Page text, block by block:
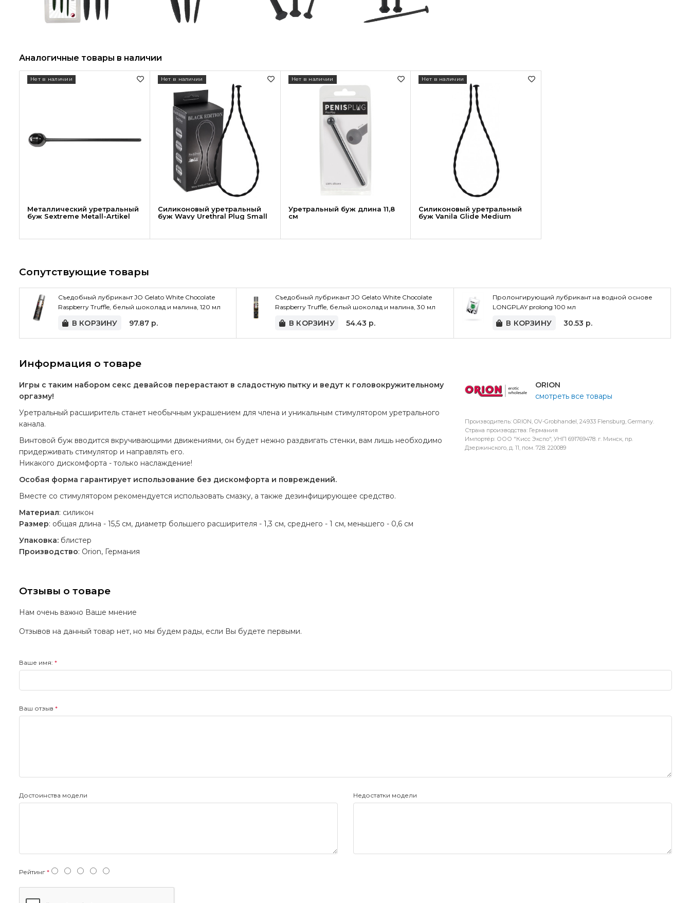
Аналогичные товары в наличии
Металлический уретральный
буж Sextreme Metall-Artikel
Нет в наличии
Силиконовый уретральный
буж Wavy Urethral Plug Small
Нет в наличии
Уретральный буж длина 11,8
см
Нет в наличии
Силиконовый уретральный
буж Vanila Glide Medium
Нет в наличии
Сопутствующие товары
Съедобный лубрикант JO Gelato White Chocolate
Raspberry Truffle, белый шоколад и малина, 120 мл
В КОРЗИНУ 97.87 р.
Съедобный лубрикант JO Gelato White Chocolate
Raspberry Truffle, белый шоколад и малина, 30 мл
В КОРЗИНУ 54.43 р.
Пролонгирующий лубрикант на водной основе
LONGPLAY prolong 100 мл
В КОРЗИНУ 30.53 р.
Информация о товаре
Игры с таким набором секс девайсов перерастают в сладостную пытку и ведут к головокружительному
оргазму!
Уретральный расширитель станет необычным украшением для члена и уникальным стимулятором уретрального
канала.
Винтовой буж вводится вкручивающими движениями, он будет нежно раздвигать стенки, вам лишь необходимо
придерживать стимулятор и направлять его.
Никакого дискомфорта - только наслаждение!
Особая форма гарантирует использование без дискомфорта и повреждений.
Вместе со стимулятором рекомендуется использовать смазку, а также дезинфицирующее средство.
Материал: силикон
Размер: общая длина - 15,5 см, диаметр большего расширителя - 1,3 см, среднего - 1 см, меньшего - 0,6 см
Упаковка: блистер
Производство: Orion, Германия
ORION
смотреть все товары
Производитель: ORION, OV-Grobhandel, 24933 Flensburg, Germany.
Страна производства: Германия
Импортёр: ООО "Кисс Экспо", УНП 691769478. г. Минск, пр.
Дзержинского, д. 11, пом. 728. 220089
Отзывы о товаре
Нам очень важно Ваше мнение
Отзывов на данный товар нет, но мы будем рады, если Вы будете первыми.
Ваше имя:
Ваш отзыв
Достоинства модели Недостатки модели
Рейтинг